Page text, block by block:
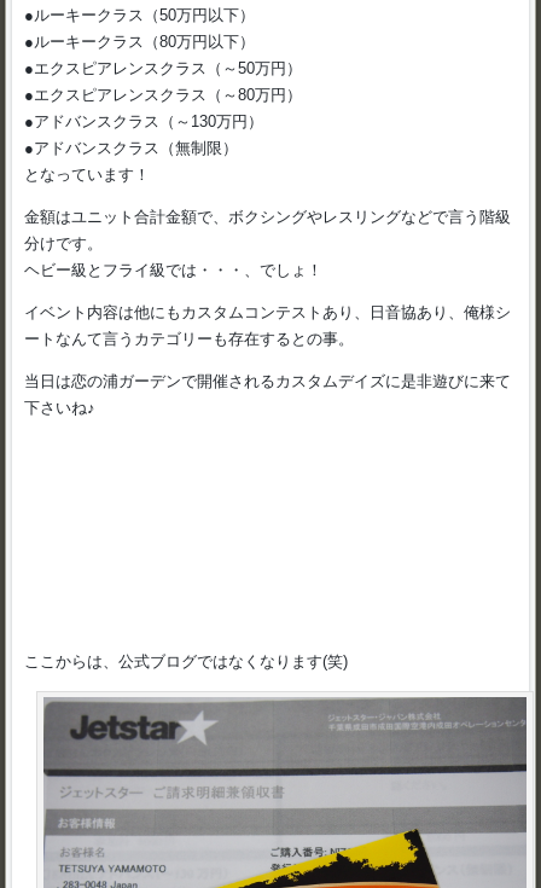
●ルーキークラス（50万円以下）
●ルーキークラス（80万円以下）
●エクスピアレンスクラス（～50万円）
●エクスピアレンスクラス（～80万円）
●アドバンスクラス（～130万円）
●アドバンスクラス（無制限）
となっています！
金額はユニット合計金額で、ボクシングやレスリングなどで言う階級
分けです。
ヘビー級とフライ級では・・・、でしょ！
イベント内容は他にもカスタムコンテストあり、日音協あり、俺様シ
ートなんて言うカテゴリーも存在するとの事。
当日は恋の浦ガーデンで開催されるカスタムデイズに是非遊びに来て
下さいね♪
ここからは、公式ブログではなくなります(笑)